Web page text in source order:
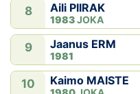
8 Aili PIIRAK
1983JOKA
9 Jaanus ERM
1981
10 Kaimo MAISTE